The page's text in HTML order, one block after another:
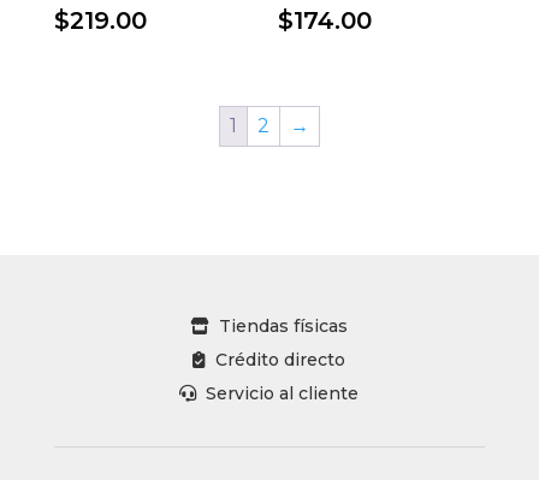
$219.00 $174.00
1 2 →
Tiendas físicas
Crédito directo
Servicio al cliente